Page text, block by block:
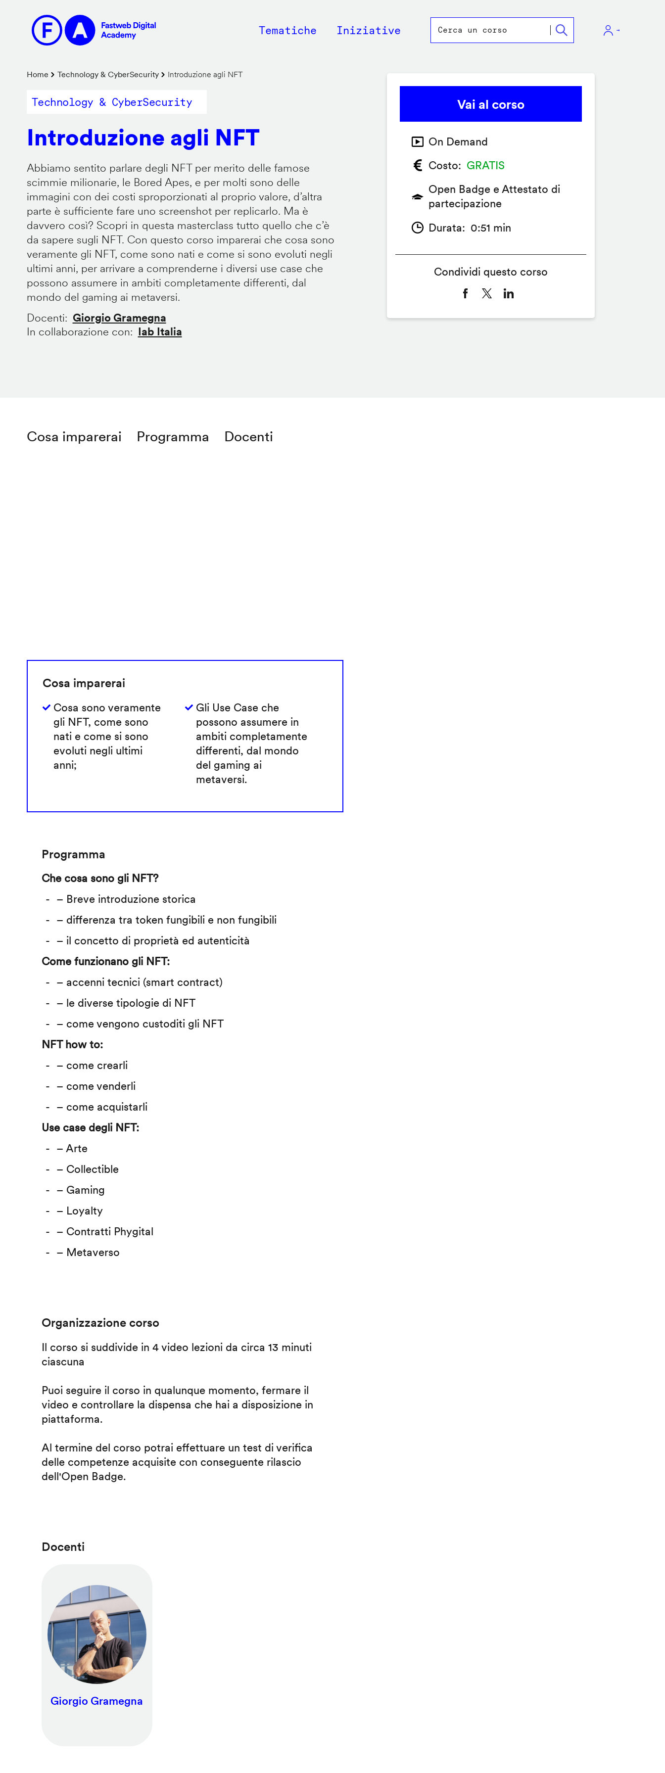
contenuto
principale
Main
Tematiche Iniziative
Briciole
di
Home Technology & CyberSecurity Introduzione agli NFT
Technology & CyberSecurity
Introduzione agli NFT
Abbiamo sentito parlare degli NFT per merito delle famose
scimmie milionarie, le Bored Apes, e per molti sono delle
immagini con dei costi sproporzionati al proprio valore, d’altra
parte è sufficiente fare uno screenshot per replicarlo. Ma è
davvero così? Scopri in questa masterclass tutto quello che c’è
da sapere sugli NFT. Con questo corso imparerai che cosa sono
veramente gli NFT, come sono nati e come si sono evoluti negli
ultimi anni, per arrivare a comprenderne i diversi use case che
possono assumere in ambiti completamente differenti, dal
mondo del gaming ai metaversi.
Docenti
Giorgio Gramegna
In collaborazione con
Iab Italia
Cosa imparerai Programma Docenti
Cosa imparerai
Cosa sono veramente
gli NFT, come sono
nati e come si sono
evoluti negli ultimi
anni;
Gli Use Case che
possono assumere in
ambiti completamente
differenti, dal mondo
del gaming ai
metaversi.
Programma
Che cosa sono gli NFT?
– Breve introduzione storica
– differenza tra token fungibili e non fungibili
– il concetto di proprietà ed autenticità
Come funzionano gli NFT:
– accenni tecnici (smart contract)
– le diverse tipologie di NFT
– come vengono custoditi gli NFT
NFT how to:
– come crearli
– come venderli
– come acquistarli
Use case degli NFT:
– Arte
– Collectible
– Gaming
– Loyalty
– Contratti Phygital
– Metaverso
Organizzazione corso
Il corso si suddivide in 4 video lezioni da circa 13 minuti
ciascuna
Puoi seguire il corso in qualunque momento, fermare il
video e controllare la dispensa che hai a disposizione in
piattaforma.
Al termine del corso potrai effettuare un test di verifica
delle competenze acquisite con conseguente rilascio
dell'Open Badge.
Docenti
Giorgio Gramegna
Vai al corso
On Demand
Costo
GRATIS
Open Badge e Attestato di
partecipazione
Durata
0:51 min
Condividi questo corso